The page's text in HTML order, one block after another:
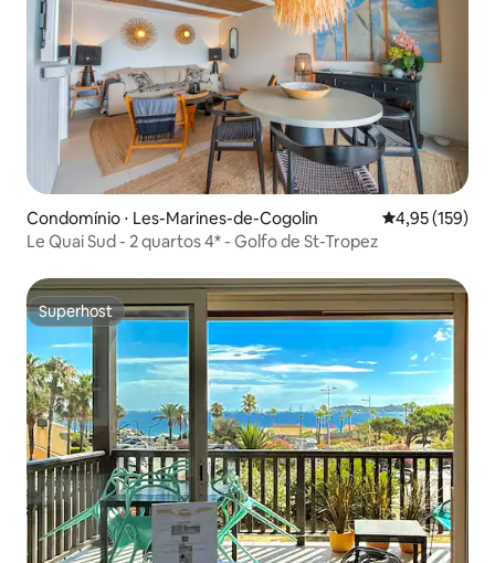
Condomínio ⋅ Les-Marines-de-Cogolin 4,95 de uma
4,95 (159)
Le Quai Sud - 2 quartos 4* - Golfo de St-Tropez
Superhost
Superhost